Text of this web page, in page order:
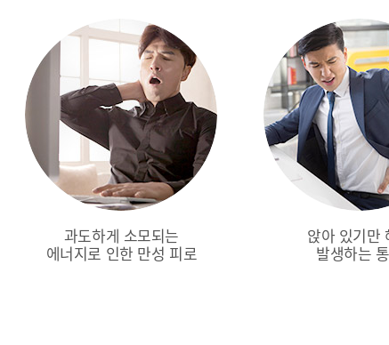
과도하게 소모되는
에너지로 인한 만성 피로
앉아 있기만
발생하는